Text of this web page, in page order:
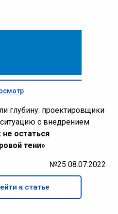
глубину: проектировщики
с внедрением
не остаться
тени»
№25 08.07.2022
к статье